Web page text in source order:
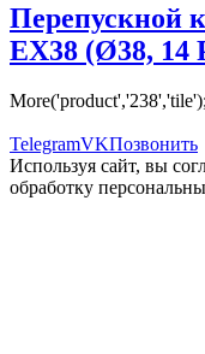
Перепускной
EX38 (Ø38, 14
TelegramVKПозвонить
Используя сайт, вы
обработку